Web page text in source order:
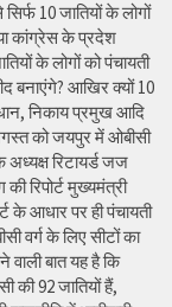
10 जातियों के लोगों
कांग्रेस के प्रदेश
के लोगों को पंचायती
बनाएंगे? आखिर क्यों 10
निकाय प्रमुख आदि
को जयपुर में ओबीसी
अध्यक्ष रिटायर्ड जज
रिपोर्ट मुख्यमंत्री
के आधार पर ही पंचायती
वर्ग के लिए सीटों का
वाली बात यह है कि
की 92 जातियों हैं,